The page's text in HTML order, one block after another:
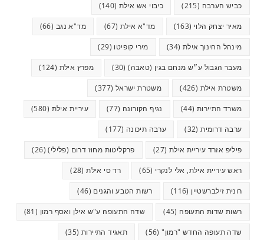
כביש הערבה (215) כיבוי אש אילת (140)
מאיר יצחק הלוי (163) מד"א אילת (67) מד"א נגב (66)
מינהל החינוך אילת (34) מירי קופיטו (29)
מעבר הגבול ע״ש מנחם בגין (טאבה)(30) מפרץ אילת (124)
משטרת אילת (426) משטרת ישראל (377)
משרד התיירות (44) נגיף הקורונה (77) עיריית אילת (580)
ערבה דרומית(32) ערבה תיכונה (177)
פיליפ אזרד עיריית אילת (27) פרקליטות מחוז דרום (פלילי)(26)
ראש עיריית אילת, אלי לנקרי (65) רד סי אילת(28)
רונית זילברשטיין (116) רשות הטבע והגנים (46)
רשות שדות התעופה (45) שדה התעופה ע"ש אילן ואסף רמון (81)
שדה תעופה החדש "רמון"(56) תאגיד התיירות (35)